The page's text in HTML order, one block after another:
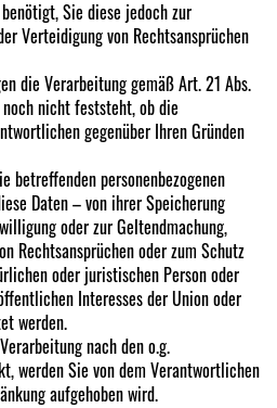
Sie diese jedoch zur
Verteidigung von Rechtsansprüchen
die Verarbeitung gemäß Art. 21 Abs.
noch nicht feststeht, ob die
gegenüber Ihren Gründen
betreffenden personenbezogenen
Daten – von ihrer Speicherung
oder zur Geltendmachung,
Rechtsansprüchen oder zum Schutz
oder juristischen Person oder
Interesses der Union oder
werden.
nach den o.g.
werden Sie von dem Verantwortlichen
aufgehoben wird.